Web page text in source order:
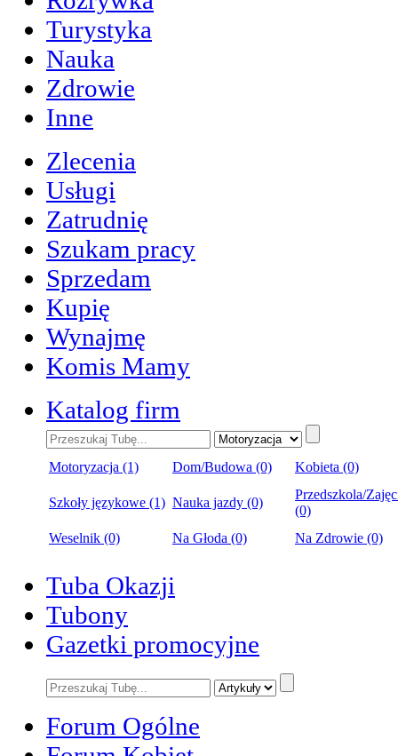
Turystyka
Nauka
Zdrowie
Inne
Zlecenia
Usługi
Zatrudnię
Szukam pracy
Sprzedam
Kupię
Wynajmę
Komis Mamy
Katalog firm
Motoryzacja (1) Dom/Budowa (0) Kobieta (0)
Szkoły językowe (1) Nauka jazdy (0)
Przedszkola/
(0)
Weselnik (0)
Na Głoda (0) Na Zdrowie (0)
Tuba Okazji
Tubony
Gazetki promocyjne
Forum Ogólne